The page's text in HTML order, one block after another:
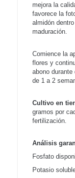
mejora la
favorece la
almidón
maduración.
Comience la
flores y
abono
de 1 a 2
Cultivo en
gramos por
fertilización.
Análisis
Fosfato
Potasio